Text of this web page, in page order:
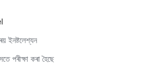
ইনষ্টলেশ্যন
পৰীক্ষা কৰা হৈছে